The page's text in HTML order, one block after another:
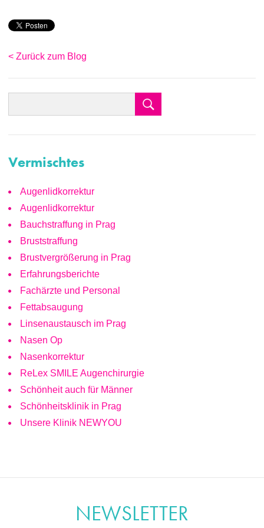
< Zurück zum Blog
Vermischtes
Augenlidkorrektur
Augenlidkorrektur
Bauchstraffung in Prag
Bruststraffung
Brustvergrößerung in Prag
Erfahrungsberichte
Fachärzte und Personal
Fettabsaugung
Linsenaustausch im Prag
Nasen Op
Nasenkorrektur
ReLex SMILE Augenchirurgie
Schönheit auch für Männer
Schönheitsklinik in Prag
Unsere Klinik NEWYOU
NEWSLETTER